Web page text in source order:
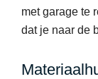
met garage te
dat je naar de